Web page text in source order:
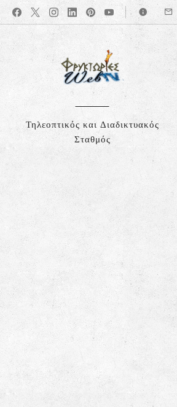
Τηλεοπτικός και Διαδικτυακός
Σταθμός